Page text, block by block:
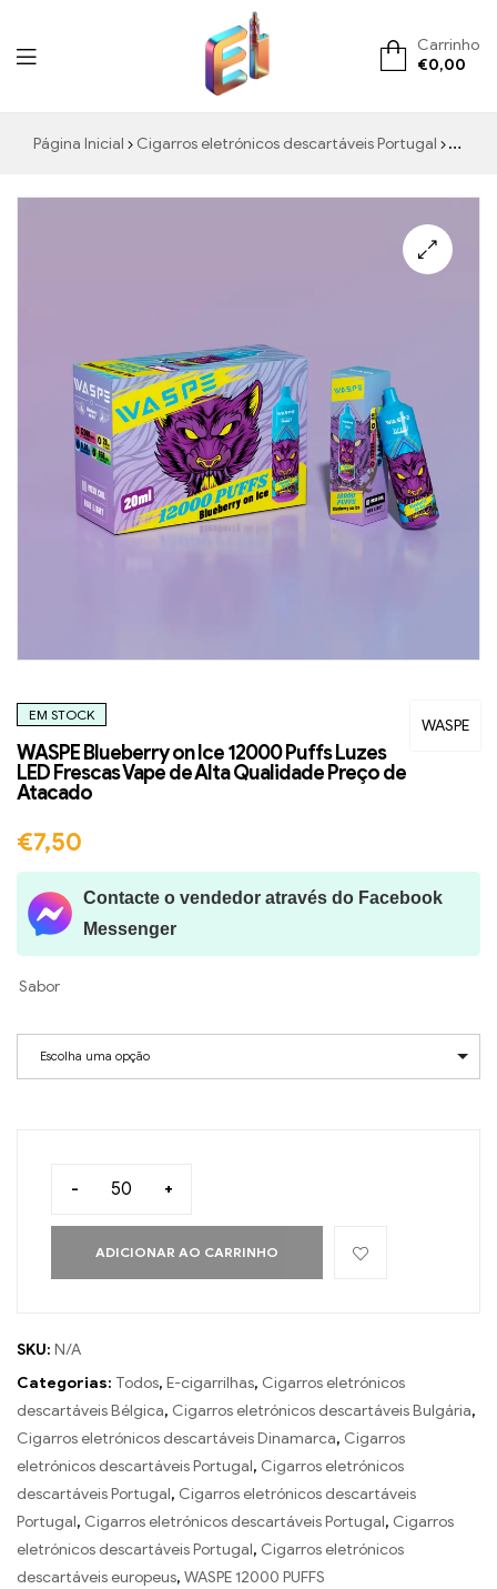
ElementVape.de
Carrinho
€0,00
Página Inicial Cigarros eletrónicos descartáveis Portugal
WASPE
EM STOCK
WASPE Blueberry on Ice 12000 Puffs Luzes
LED Frescas Vape de Alta Qualidade Preço de
Atacado
€7,50
Contacte o vendedor através do Facebook
Messenger
Sabor
Escolha uma opção
- +
ADICIONAR AO CARRINHO
SKU: N/A
Categorias: Todos, E-cigarrilhas, Cigarros eletrónicos
descartáveis Bélgica, Cigarros eletrónicos descartáveis Bulgária,
Cigarros eletrónicos descartáveis Dinamarca, Cigarros
eletrónicos descartáveis Portugal, Cigarros eletrónicos
descartáveis Portugal, Cigarros eletrónicos descartáveis
Portugal, Cigarros eletrónicos descartáveis Portugal, Cigarros
eletrónicos descartáveis Portugal, Cigarros eletrónicos
descartáveis europeus, WASPE 12000 PUFFS